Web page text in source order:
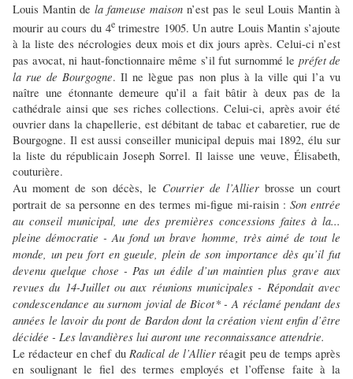
Louis Mantin de la fameuse maison n’est pas le seul Louis Mantin à
mourir au cours du 4etrimestre 1905. Un autre Louis Mantin s’ajoute
à la liste des nécrologies deux mois et dix jours après. Celui-ci n’est
pas avocat, ni haut-fonctionnaire même s’il fut surnommé le préfet de
la rue de Bourgogne. Il ne lègue pas non plus à la ville qui l’a vu
naître une étonnante demeure qu’il a fait bâtir à deux pas de la
cathédrale ainsi que ses riches collections. Celui-ci, après avoir été
ouvrier dans la chapellerie, est débitant de tabac et cabaretier, rue de
Bourgogne. Il est aussi conseiller municipal depuis mai 1892, élu sur
la liste du républicain Joseph Sorrel. Il laisse une veuve, Élisabeth,
couturière.
Au moment de son décès, le Courrier de l’Allier brosse un court
portrait de sa personne en des termes mi-figue mi-raisin :Son entrée
au conseil municipal, une des premières concessions faites à la...
pleine démocratie - Au fond un brave homme, très aimé de tout le
monde, un peu fort en gueule, plein de son importance dès qu’il fut
devenu quelque chose - Pas un édile d’un maintien plus grave aux
revues du 14-Juillet ou aux réunions municipales - Répondait avec
condescendance au surnom jovial de Bicot* - A réclamé pendant des
années le lavoir du pont de Bardon dont la création vient enfin d’être
décidée - Les lavandières lui auront une reconnaissance attendrie.
Le rédacteur en chef duRadical de l’Allierréagit peu de temps après
en soulignant le fiel des termes employés et l’offense faite à la